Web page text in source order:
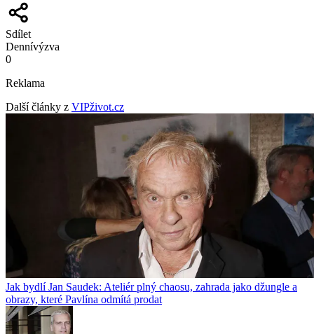
Sdílet
Dennívýzva
0
Reklama
Další články z VIPživot.cz
Jak bydlí Jan Saudek: Ateliér plný chaosu, zahrada jako džungle a
obrazy, které Pavlína odmítá prodat